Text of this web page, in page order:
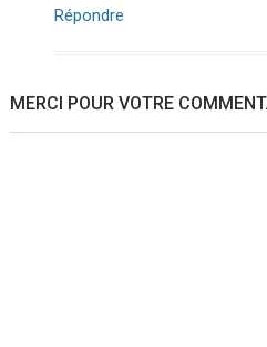
Répondre
MERCI POUR VOTRE